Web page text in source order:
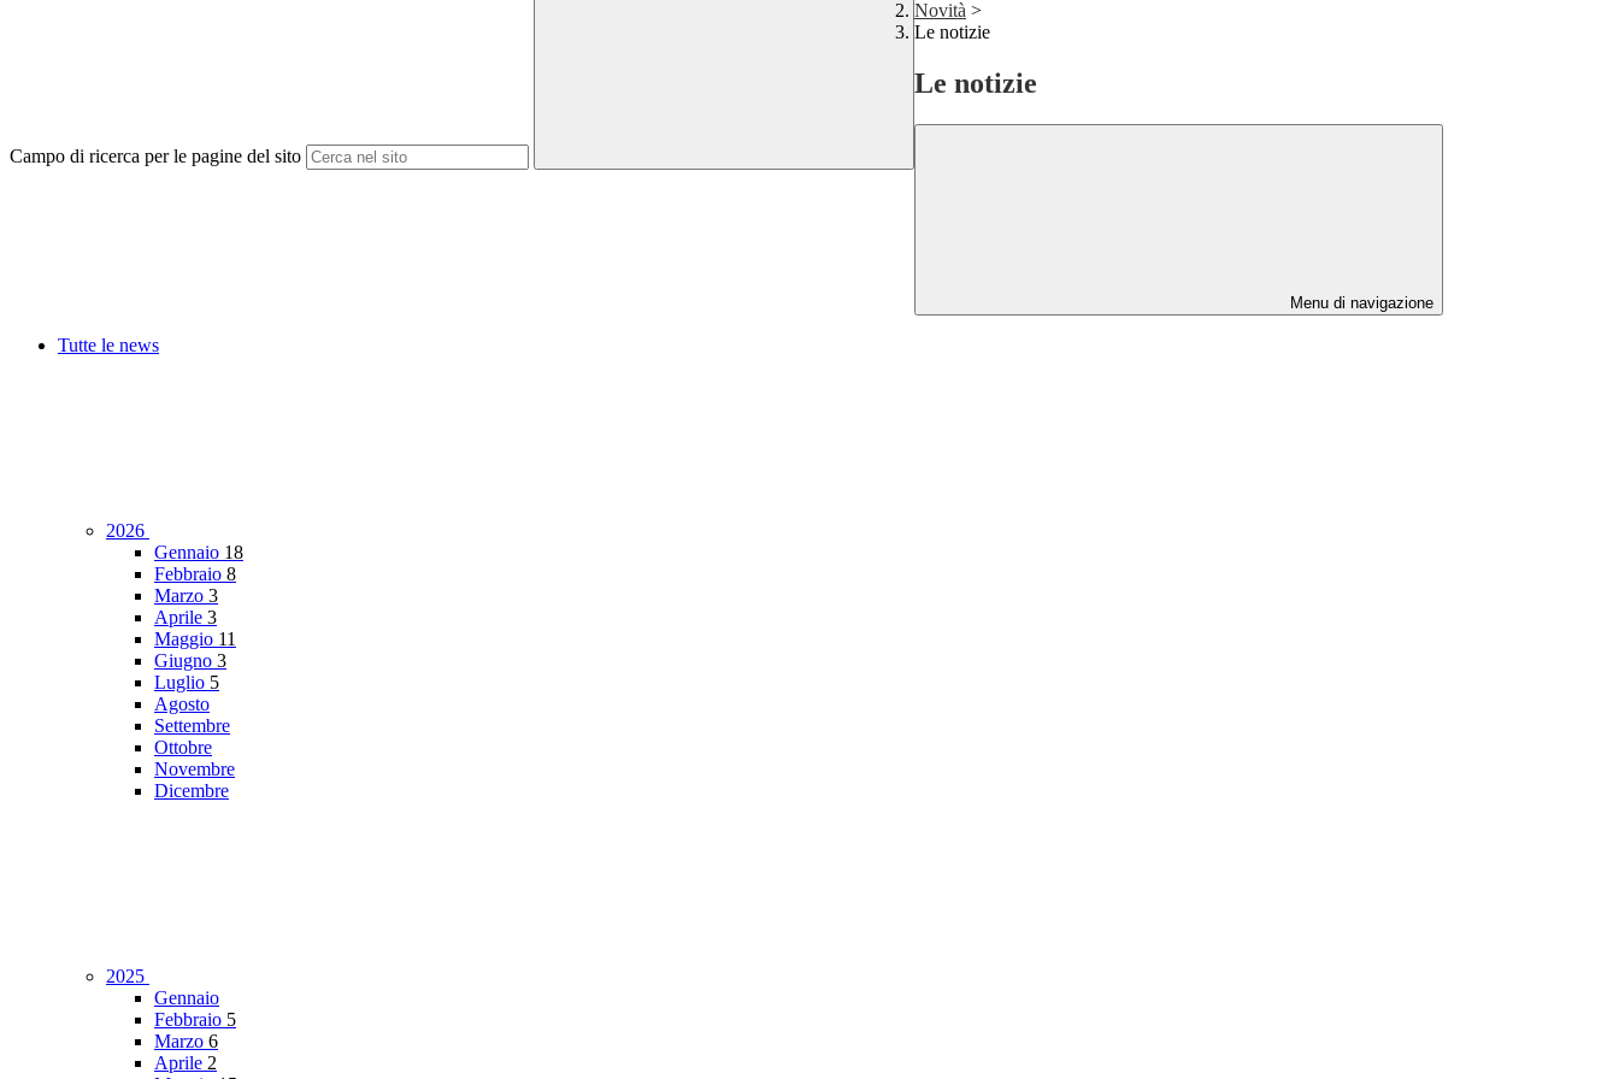
Campo di ricerca per le pagine del sito
Novità >
Le notizie
Le notizie
Menu di navigazione
Tutte le news
2026
Gennaio 18
Febbraio 8
Marzo 3
Aprile 3
Maggio 11
Giugno 3
Luglio 5
Agosto
Settembre
Ottobre
Novembre
Dicembre
2025
Gennaio
Febbraio 5
Marzo 6
Aprile 2